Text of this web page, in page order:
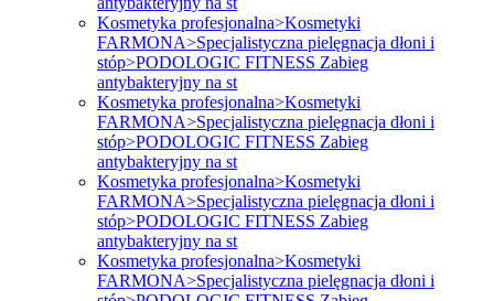
Kosmetyka profesjonalna>Kosmetyki
FARMONA>Specjalistyczna pielęgnacja dłoni i
stóp>PODOLOGIC FITNESS Zabieg
antybakteryjny na st
Kosmetyka profesjonalna>Kosmetyki
FARMONA>Specjalistyczna pielęgnacja dłoni i
stóp>PODOLOGIC FITNESS Zabieg
antybakteryjny na st
Kosmetyka profesjonalna>Kosmetyki
FARMONA>Specjalistyczna pielęgnacja dłoni i
stóp>PODOLOGIC FITNESS Zabieg
antybakteryjny na st
Kosmetyka profesjonalna>Kosmetyki
FARMONA>Specjalistyczna pielęgnacja dłoni i